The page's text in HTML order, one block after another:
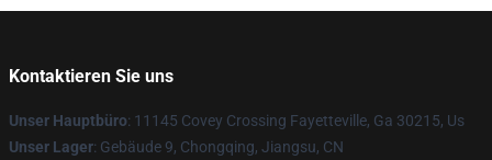
Kontaktieren Sie uns
Unser Hauptbüro: 11145 Covey Crossing Fayetteville, Ga 30215, Us
Unser Lager: Gebäude 9, Chongqing, Jiangsu, CN